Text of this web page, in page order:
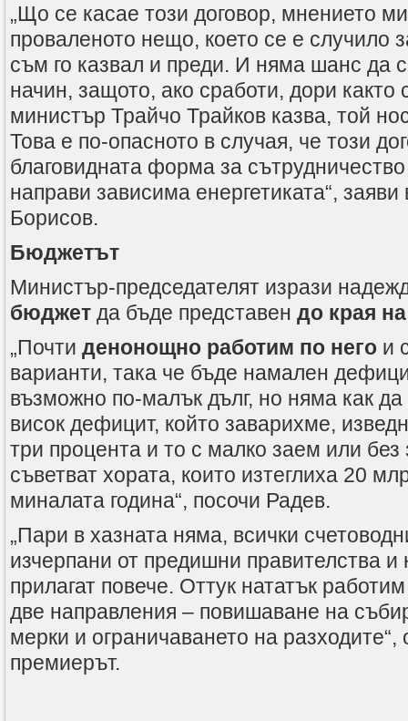
„Що се касае този договор, мнението
проваленото нещо, което се е случило
съм го казвал и преди. И няма шанс да
начин, защото, ако сработи, дори както
министър Трайчо Трайков казва, той
Това е по-опасното в случая, че този
благовидната форма за
направи зависима енергетиката“,
Борисов.
Бюджетът
Министър-председателят изрази
бюджет да бъде представен до края
„Почти денонощно работим по него и
варианти, така че бъде намален
възможно по-малък дълг, но няма как да
висок дефицит, който заварихме,
три процента и то с малко заем или без
съветват хората, които изтеглиха 20
миналата година“, посочи Радев.
„Пари в хазната няма, всички
изчерпани от предишни правителства и
прилагат повече. Оттук нататък
две направления – повишаване на
мерки и ограничаването на
премиерът.